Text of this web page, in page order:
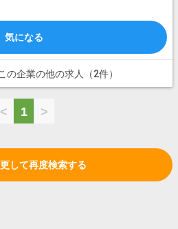
気になる
の企業の他の求人（2件）
< 1 >
して再度検索する